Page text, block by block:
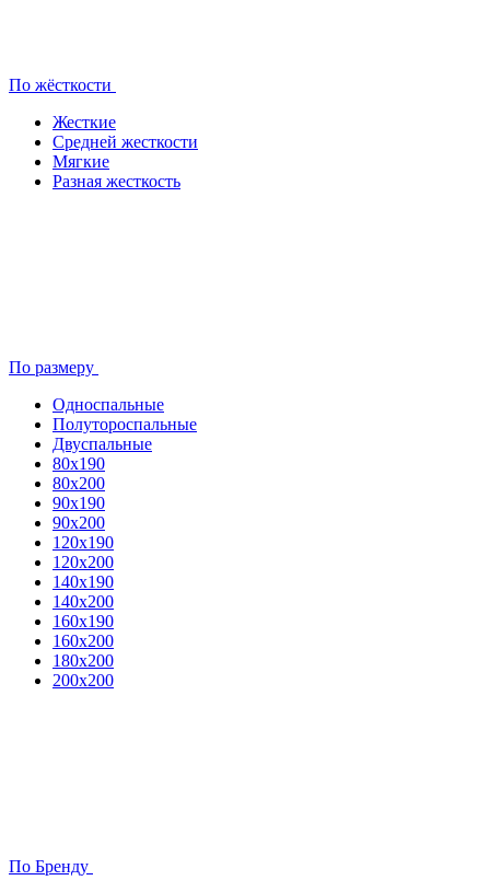
По жёсткости
Жесткие
Средней жесткости
Мягкие
Разная жесткость
По размеру
Односпальные
Полутороспальные
Двуспальные
80x190
80х200
90х190
90х200
120х190
120х200
140х190
140х200
160х190
160х200
180х200
200х200
По Бренду